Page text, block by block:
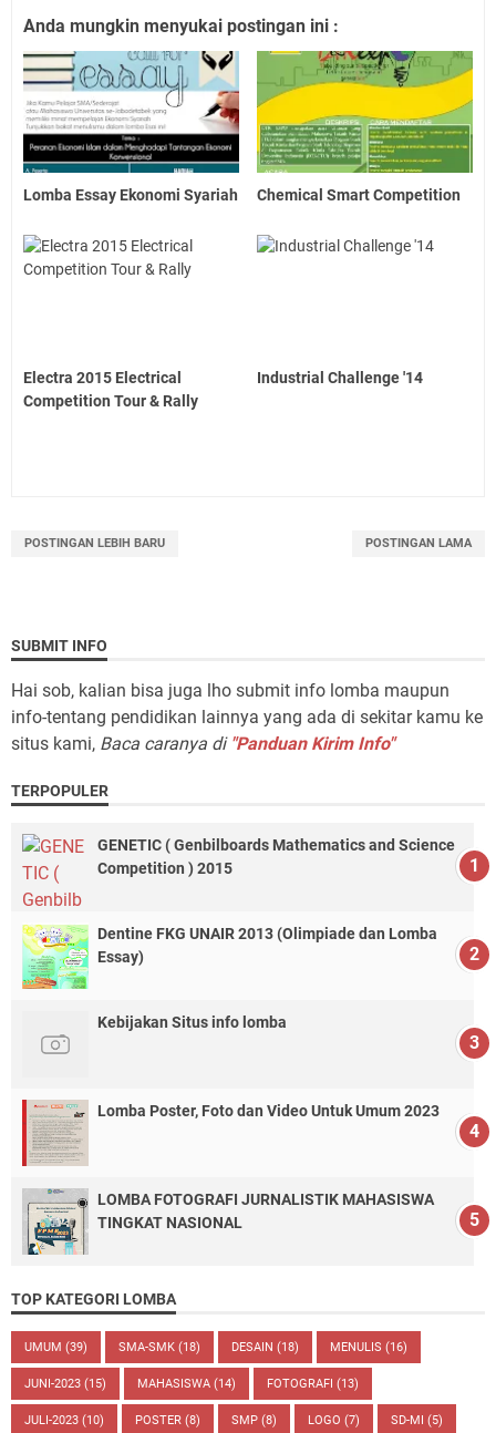
Anda mungkin menyukai postingan ini :
Lomba Essay Ekonomi Syariah Chemical Smart Competition
Electra 2015 Electrical
Competition Tour & Rally
Industrial Challenge '14
POSTINGAN LEBIH BARU POSTINGAN LAMA
SUBMIT INFO
Hai sob, kalian bisa juga lho submit info lomba maupun
info-tentang pendidikan lainnya yang ada di sekitar kamu ke
situs kami, Baca caranya di "Panduan Kirim Info"
TERPOPULER
GENETIC ( Genbilboards Mathematics and Science
Competition ) 2015
Dentine FKG UNAIR 2013 (Olimpiade dan Lomba
Essay)
Kebijakan Situs info lomba
Lomba Poster, Foto dan Video Untuk Umum 2023
LOMBA FOTOGRAFI JURNALISTIK MAHASISWA
TINGKAT NASIONAL
TOP KATEGORI LOMBA
UMUM (39) SMA-SMK (18) DESAIN (18) MENULIS (16)
JUNI-2023 (15) MAHASISWA (14) FOTOGRAFI (13)
JULI-2023 (10) POSTER (8) SMP (8) LOGO (7) SD-MI (5)